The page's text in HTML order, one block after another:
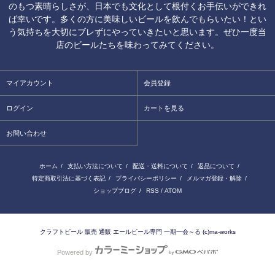
のもつ素晴らしさが、日本でも文化として根付くお手伝いができれ
ば幸いです。多くの方に美味しいビールを飲んでもらいたい！とい
う気持ちを大切にブレずにやっていきたいと思います。ぜひ一度当
店のビールたちを味わってみてください。
マイアカウント 会員登録
ログイン カートを見る
お問い合わせ
ホーム / 支払い方法について / 配送・送料について / 返品について /
特定商取引法に基づく表記 / プライバシーポリシー / メルマガ登録・解除 /
ショップブログ / RSS / ATOM
クラフトビール 販売 通販 エールビール専門 一期一会～る (c)ma-works
Powered by